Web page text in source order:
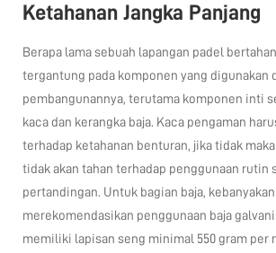
Ketahanan Jangka Panjang
Berapa lama sebuah lapangan padel
tergantung pada komponen yang digunakan
pembangunannya, terutama komponen inti
kaca dan kerangka baja. Kaca pengaman
terhadap ketahanan benturan, jika tidak
tidak akan tahan terhadap penggunaan rutin
pertandingan. Untuk bagian baja,
merekomendasikan penggunaan baja
memiliki lapisan seng minimal 550 gram per